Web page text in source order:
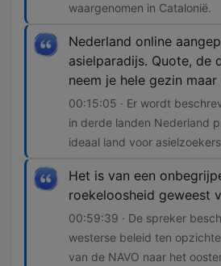
waargenomen in Catalonië.
Nederland online
asielparadijs. Quote, de
neem je hele gezin maar
00:15:05 · Er wordt
in derde landen Nederland
ideaal land voor
Het is van een
roekeloosheid geweest
00:59:39 · De spreker
westerse beleid ten
van de NAVO naar het